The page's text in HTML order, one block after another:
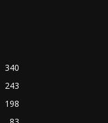
340
243
198